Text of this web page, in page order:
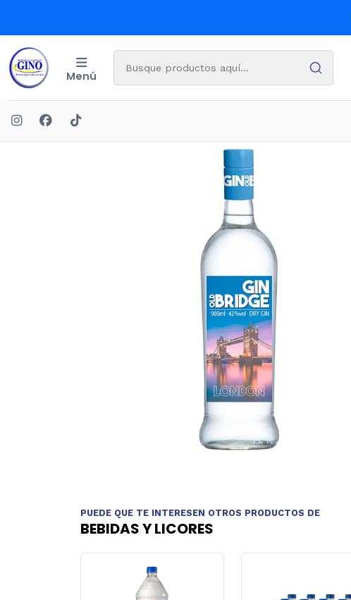
Menú
PUEDE QUE TE INTERESEN OTROS PRODUCTOS DE
BEBIDAS Y LICORES